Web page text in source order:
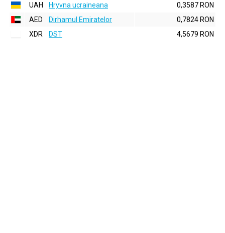
UAH
Hryvna ucraineana
0,3587 RON
AED
Dirhamul Emiratelor
0,7824 RON
XDR
DST 4,5679 RON